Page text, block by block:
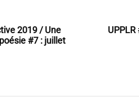
2019 / Une
#7 : juillet